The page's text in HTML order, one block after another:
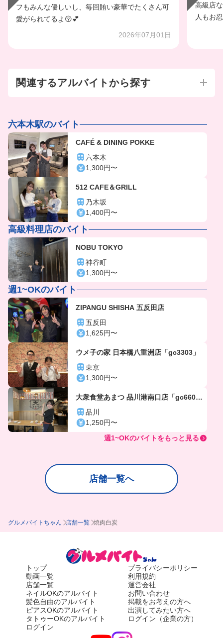
フもみんな優しいし、毎回賄い豪華でたくさん可
愛がられてるよ😚💕
2026年07月01日
高級店
人もお
関連するアルバイトから探す
六本木駅のバイト
CAFÉ & DINING POKKE
六本木
1,300円〜
512 CAFE＆GRILL
乃木坂
1,400円〜
高級料理店のバイト
NOBU TOKYO
神谷町
1,300円〜
週1~OKのバイト
ZIPANGU SHISHA 五反田店
五反田
1,625円〜
ウメ子の家 日本橋八重洲店「gc3303」
東京
1,300円〜
大衆食堂あまつ 品川港南口店「gc660
4」品川
1,250円〜
週1~OKのバイトをもっと見る
店舗一覧へ
グルメバイトちゃん 店舗一覧 焼肉白炭
トップ
動画一覧
店舗一覧
ネイルOKのアルバイト
髪色自由のアルバイト
ピアスOKのアルバイト
タトゥーOKのアルバイト
ログイン
プライバシーポリシー
利用規約
運営会社
お問い合わせ
掲載をお考えの方へ
出演してみたい方へ
ログイン（企業の方）